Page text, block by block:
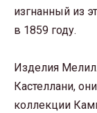
изгнанный из
в 1859 году.
Изделия
Кастеллани,
коллекции